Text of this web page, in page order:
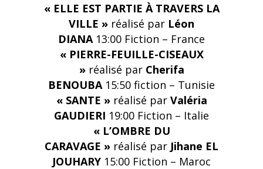
« ELLE EST PARTIE À TRAVERS LA
VILLE » réalisé par Léon
DIANA 13:00 Fiction – France
« PIERRE-FEUILLE-CISEAUX
» réalisé par Cherifa
BENOUBA 15:50 fiction – Tunisie
« SANTE » réalisé parValéria
GAUDIERI 19:00 Fiction – Italie
« L’OMBRE DU
CARAVAGE » réalisé par Jihane EL
JOUHARY 15:00 Fiction – Maroc